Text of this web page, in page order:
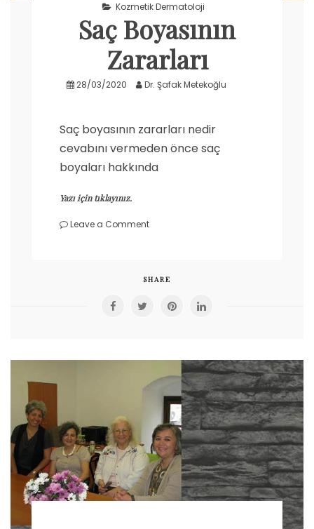
Kozmetik Dermatoloji
Saç Boyasının
Zararları
28/03/2020 Dr. Şafak Metekoğlu
Saç boyasının zararları nedir
cevabını vermeden önce saç
boyaları hakkında
Yazı için tıklayınız.
Leave a Commenton
SHARE